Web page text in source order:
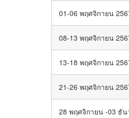
01-06 พฤศจิกายน
08-13 พฤศจิกายน
13-18 พฤศจิกายน
21-26 พฤศจิกายน
28 พฤศจิกายน -03 ธั